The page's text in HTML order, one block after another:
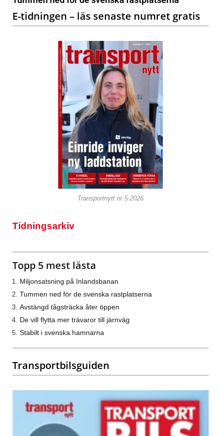
E-tidningen – läs senaste numret gratis
Transportnytt nr 5-2026
Tidningsarkiv
Topp 5 mest lästa
Miljonsatsning på Inlandsbanan
Tummen ned för de svenska rastplatserna
Avstängd tågsträcka åter öppen
De vill flytta mer trävaror till järnväg
Stabilt i svenska hamnarna
Transportbilsguiden